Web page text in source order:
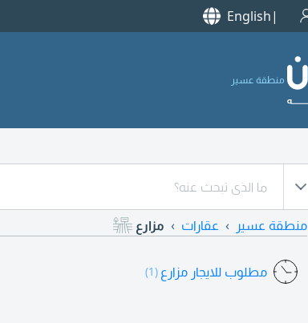
English
منطقة عسير
منطقة عسير عقارات مزارع
مطلوب للايجار مزارع (1)